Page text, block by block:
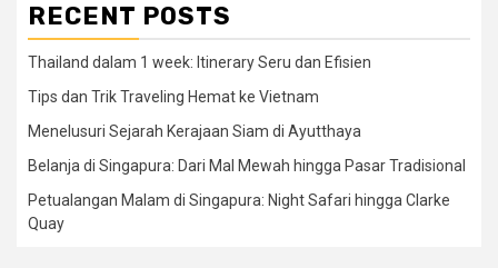
RECENT POSTS
Thailand dalam 1 week: Itinerary Seru dan Efisien
Tips dan Trik Traveling Hemat ke Vietnam
Menelusuri Sejarah Kerajaan Siam di Ayutthaya
Belanja di Singapura: Dari Mal Mewah hingga Pasar Tradisional
Petualangan Malam di Singapura: Night Safari hingga Clarke
Quay